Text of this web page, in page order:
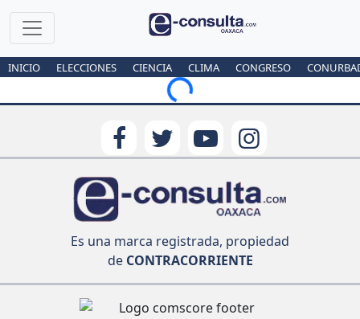
INICIO ELECCIONES CIENCIA CLIMA CONGRESO
Loading...
Es una marca registrada, propiedad
deCONTRACORRIENTE